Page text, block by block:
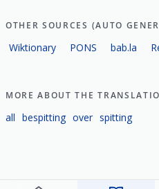
OTHER SOURCES (AUTO
Wiktionary PONS bab.la
MORE ABOUT THE
all bespitting over spitting